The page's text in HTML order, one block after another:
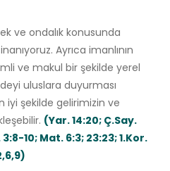
ve ondalık konusunda
Ayrıca imanlının
ve makul bir şekilde yerel
uluslara duyurması
iyi şekilde gelirimizin ve
(Yar. 14:20; Ç.Say.
10; Mat. 6:3; 23:23; 1.Kor.